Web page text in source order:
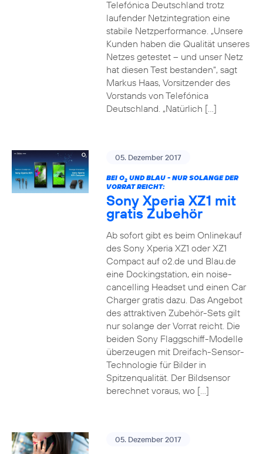
Telefónica Deutschland trotz
laufender Netzintegration eine
stabile Netzperformance. „Unsere
Kunden haben die Qualität unseres
Netzes getestet – und unser Netz
hat diesen Test bestanden“, sagt
Markus Haas, Vorsitzender des
Vorstands von Telefónica
Deutschland. „Natürlich […]
05. Dezember 2017
BEI O2UND BLAU - NUR SOLANGE DER
VORRAT REICHT:
Sony Xperia XZ1 mit
gratis Zubehör
Ab sofort gibt es beim Onlinekauf
des Sony Xperia XZ1 oder XZ1
Compact auf o2.de und Blau.de
eine Dockingstation, ein noise-
cancelling Headset und einen Car
Charger gratis dazu. Das Angebot
des attraktiven Zubehör-Sets gilt
nur solange der Vorrat reicht. Die
beiden Sony Flaggschiff-Modelle
überzeugen mit Dreifach-Sensor-
Technologie für Bilder in
Spitzenqualität. Der Bildsensor
berechnet voraus, wo […]
05. Dezember 2017